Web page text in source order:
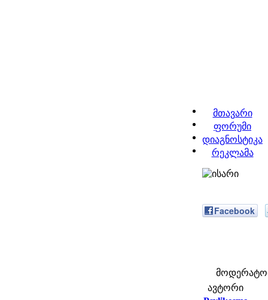
მთავარი
ფორუმი
დიაგნოსტიკა
რეკლამა
Facebook
ავტორი